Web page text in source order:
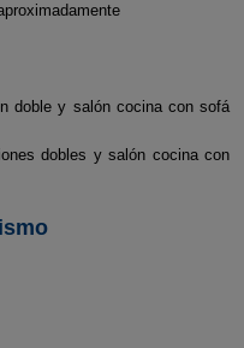
doble y salón cocina con sofá
dobles y salón cocina con